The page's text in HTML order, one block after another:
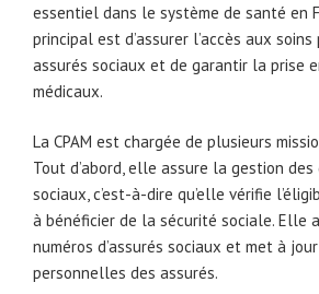
essentiel dans le système de santé en
principal est d’assurer l’accès aux
assurés sociaux et de garantir la prise
médicaux.
La CPAM est chargée de plusieurs
Tout d’abord, elle assure la gestion
sociaux, c’est-à-dire qu’elle vérifie
à bénéficier de la sécurité sociale. Elle
numéros d’assurés sociaux et met à
personnelles des assurés.